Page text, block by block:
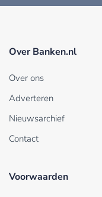
Over Banken.nl
Over ons
Adverteren
Nieuwsarchief
Contact
Voorwaarden